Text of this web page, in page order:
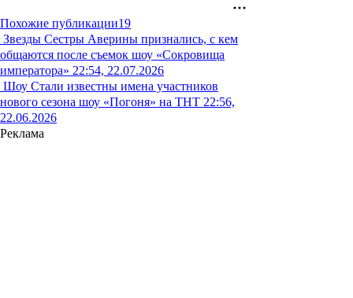
Похожие публикации19
Звезды Сестры Аверины признались, с кем
общаются после съемок шоу «Сокровища
императора» 22:54, 22.07.2026
Шоу Стали известны имена участников
нового сезона шоу «Погоня» на ТНТ 22:56,
22.06.2026
Реклама